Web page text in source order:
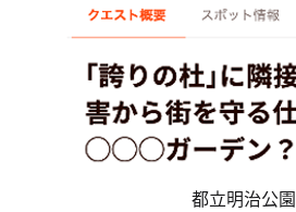
都立明治公園